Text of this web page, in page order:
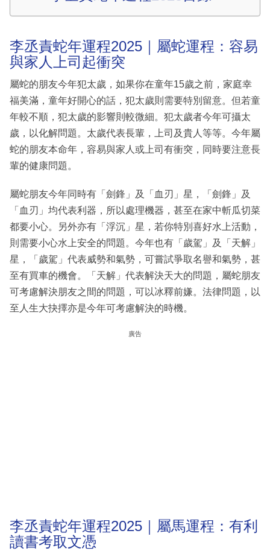
李丞責蛇年運程2025｜屬蛇運程：容易
與家人上司起衝突
屬蛇的朋友今年犯太歲，如果你在童年15歲之前，家庭幸
福美滿，童年好開心的話，犯太歲則需要特別留意。但若童
年較不順，犯太歲的影響則較微細。犯太歲者今年可攝太
歲，以化解問題。太歲代表長輩，上司及貴人等等。今年屬
蛇的朋友本命年，容易與家人或上司有衝突，同時要注意長
輩的健康問題。
屬蛇朋友今年同時有「劍鋒」及「血刃」星，「劍鋒」及
「血刃」均代表利器，所以處理機器，甚至在家中斬瓜切菜
都要小心。另外亦有「浮沉」星，若你特別喜好水上活動，
則需要小心水上安全的問題。今年也有「歲駕」及「天解」
星，「歲駕」代表威勢和氣勢，可嘗試爭取名譽和氣勢，甚
至有買車的機會。「天解」代表解決天大的問題，屬蛇朋友
可考慮解決朋友之間的問題，可以冰釋前嫌。法律問題，以
至人生大抉擇亦是今年可考慮解決的時機。
廣告
李丞責蛇年運程2025｜屬馬運程：有利
讀書考取文憑